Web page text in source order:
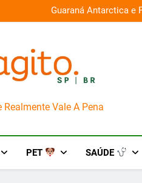
até 50% Guaraná Antarctica e
Realmente Vale A Pena
PET SAÚDE